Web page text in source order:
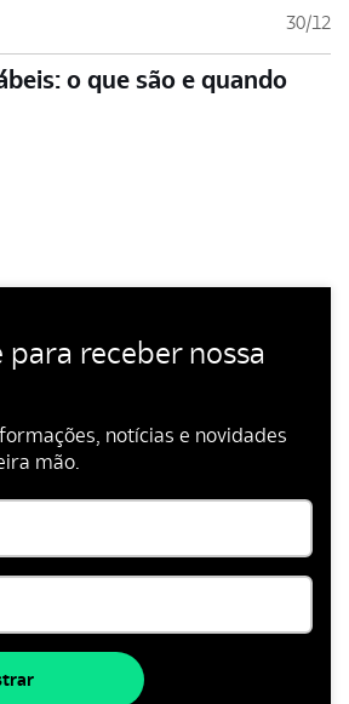
30/12
o que são e quando
para receber nossa
notícias e novidades
mão.